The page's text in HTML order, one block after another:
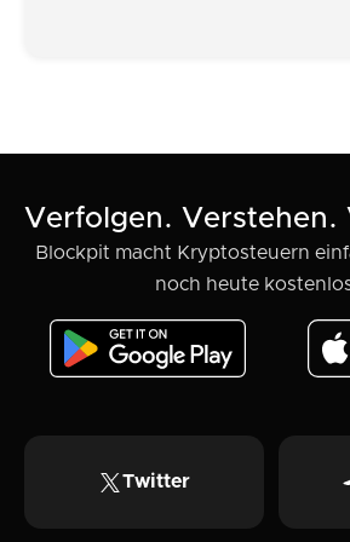
Verfolgen. Verstehen.
Blockpit macht Kryptosteuern
noch heute
Twitter